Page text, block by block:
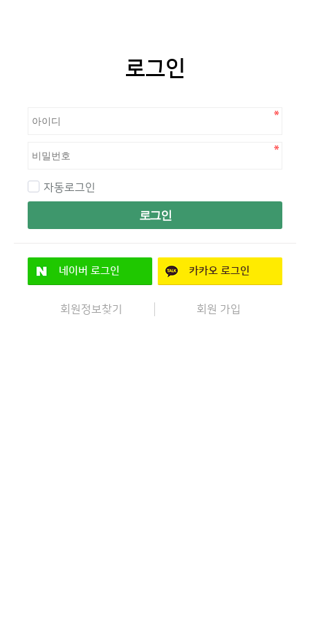
로그인
자동로그인
로그인
네이버 로그인 카카오로그인
회원정보찾기 회원 가입